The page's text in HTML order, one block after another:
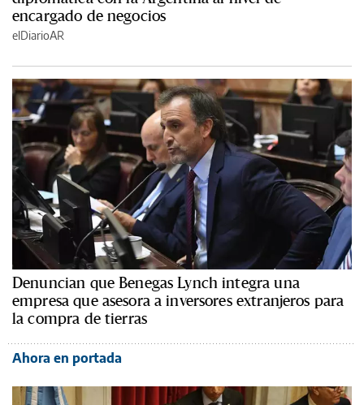
encargado de negocios
elDiarioAR
Denuncian que Benegas Lynch integra una
empresa que asesora a inversores extranjeros para
la compra de tierras
Ahora en portada